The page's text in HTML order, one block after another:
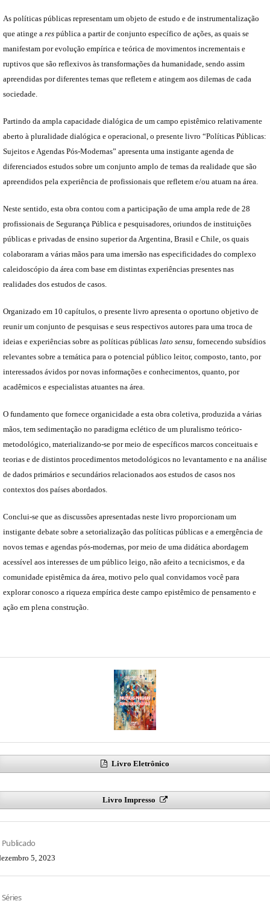
As políticas públicas representam um objeto de estudo e de instrumentalização
que atinge a res pública a partir de conjunto específico de ações, as quais se
manifestam por evolução empírica e teórica de movimentos incrementais e
ruptivos que são reflexivos às transformações da humanidade, sendo assim
apreendidas por diferentes temas que refletem e atingem aos dilemas de cada
sociedade.
Partindo da ampla capacidade dialógica de um campo epistêmico relativamente
aberto à pluralidade dialógica e operacional, o presente livro “Políticas Públicas:
Sujeitos e Agendas Pós-Modernas” apresenta uma instigante agenda de
diferenciados estudos sobre um conjunto amplo de temas da realidade que são
apreendidos pela experiência de profissionais que refletem e/ou atuam na área.
Neste sentido, esta obra contou com a participação de uma ampla rede de 28
profissionais de Segurança Pública e pesquisadores, oriundos de instituições
públicas e privadas de ensino superior da Argentina, Brasil e Chile, os quais
colaboraram a várias mãos para uma imersão nas especificidades do complexo
caleidoscópio da área com base em distintas experiências presentes nas
realidades dos estudos de casos.
Organizado em 10 capítulos, o presente livro apresenta o oportuno objetivo de
reunir um conjunto de pesquisas e seus respectivos autores para uma troca de
ideias e experiências sobre as políticas públicas lato sensu, fornecendo subsídios
relevantes sobre a temática para o potencial público leitor, composto, tanto, por
interessados ávidos por novas informações e conhecimentos, quanto, por
acadêmicos e especialistas atuantes na área.
O fundamento que fornece organicidade a esta obra coletiva, produzida a várias
mãos, tem sedimentação no paradigma eclético de um pluralismo teórico-
metodológico, materializando-se por meio de específicos marcos conceituais e
teorias e de distintos procedimentos metodológicos no levantamento e na análise
de dados primários e secundários relacionados aos estudos de casos nos
contextos dos países abordados.
Conclui-se que as discussões apresentadas neste livro proporcionam um
instigante debate sobre a setorialização das políticas públicas e a emergência de
novos temas e agendas pós-modernas, por meio de uma didática abordagem
acessível aos interesses de um público leigo, não afeito a tecnicismos, e da
comunidade epistêmica da área, motivo pelo qual convidamos você para
explorar conosco a riqueza empírica deste campo epistêmico de pensamento e
ação em plena construção.
Livro Eletrônico
Livro Impresso
Publicado
5, 2023
Séries